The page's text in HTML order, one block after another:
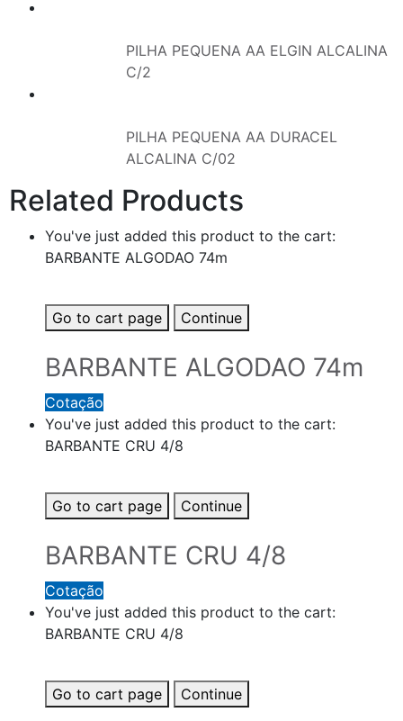
PILHA PEQUENA AA ELGIN ALCALINA
C/2
PILHA PEQUENA AA DURACEL
ALCALINA C/02
Related Products
You've just added this product to the cart:
BARBANTE ALGODAO 74m
Go to cart page Continue
BARBANTE ALGODAO 74m
Cotação
You've just added this product to the cart:
BARBANTE CRU 4/8
Go to cart page Continue
BARBANTE CRU 4/8
Cotação
You've just added this product to the cart:
BARBANTE CRU 4/8
Go to cart page Continue